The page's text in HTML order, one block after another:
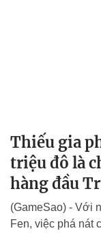
Thiếu gia
triệu đô là
hàng đầu
(GameSao) - Với
Fen, việc phá nát